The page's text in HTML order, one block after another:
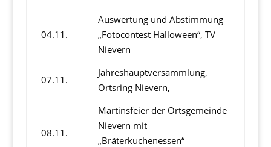
04.11.
Auswertung und Abstimmung
„Fotocontest Halloween“, TV
Nievern
07.11.
Jahreshauptversammlung,
Ortsring Nievern,
08.11.
Martinsfeier der Ortsgemeinde
Nievern mit
„Bräterkuchenessen“